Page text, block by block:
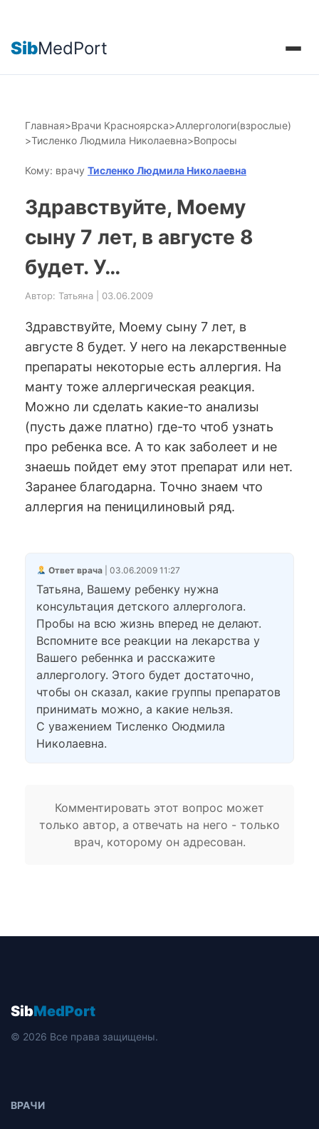
SibMedPort
Главная>Врачи Красноярска>Аллергологи(взрослые)
>Тисленко Людмила Николаевна>Вопросы
Кому: врачу Тисленко Людмила Николаевна
Здравствуйте, Моему
сыну 7 лет, в августе 8
будет. У…
Автор: Татьяна | 03.06.2009
Здравствуйте, Моему сыну 7 лет, в
августе 8 будет. У него на лекарственные
препараты некоторые есть аллергия. На
манту тоже аллергическая реакция.
Можно ли сделать какие-то анализы
(пусть даже платно) где-то чтоб узнать
про ребенка все. А то как заболеет и не
знаешь пойдет ему этот препарат или нет.
Заранее благодарна. Точно знаем что
аллергия на пеницилиновый ряд.
Ответ врача| 03.06.2009 11:27
Татьяна, Вашему ребенку нужна
консультация детского аллерголога.
Пробы на всю жизнь вперед не делают.
Вспомните все реакции на лекарства у
Вашего ребеннка и расскажите
аллергологу. Этого будет достаточно,
чтобы он сказал, какие группы препаратов
принимать можно, а какие нельзя.
С уважением Тисленко Оюдмила
Николаевна.
Комментировать этот вопрос может
только автор, а отвечать на него - только
врач, которому он адресован.
SibMedPort
© 2026 Все права защищены.
ВРАЧИ